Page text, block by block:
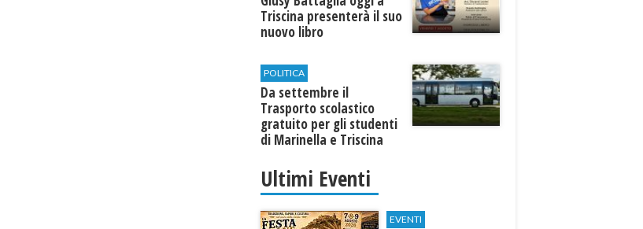
Triscina presenterà il suo
nuovo libro
POLITICA
Da settembre il
Trasporto scolastico
gratuito per gli studenti
di Marinella e Triscina
Ultimi Eventi
EVENTI